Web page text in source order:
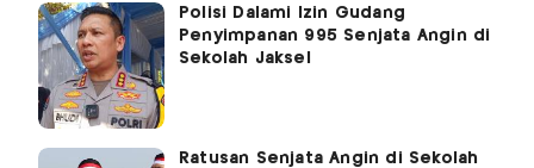
Polisi Dalami Izin Gudang
Penyimpanan 995 Senjata Angin di
Sekolah Jaksel
Ratusan Senjata Angin di Sekolah